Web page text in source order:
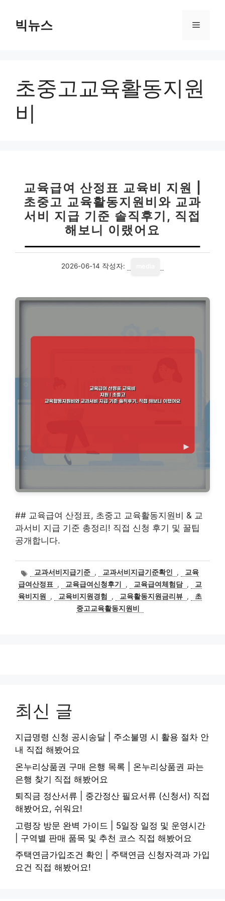
빅뉴스 메
초중고교육활동지원
비
교육급여 산정표 교육비 지원 |
초중고 교육활동지원비와 교과
서비 지급 기준 솔직후기, 직접
해보니 이랬어요
2026-06-14 작성자:
## 교육급여 산정표, 초중고 교육활동지원비 & 교
과서비 지급 기준 총정리! 직접 신청 후기 및 꿀팁
공개합니다.
태
그
교과서비지급기준 , 교과서비지급기준확인 ,
교육
급여산정표
, 교육급여신청후기 , 교육급여체험담 ,
교
육비지원
, 교육비지원경험 , 교육활동지원금리뷰 ,
초
중고교육활동지원비
최신 글
지급명령 신청 공시송달 | 주소불명 시 활용 절차 안
내 직접 해봤어요
온누리상품권 구매 은행 목록 | 온누리상품권 파는
은행 찾기 직접 해봤어요
퇴직금 정산서류 | 중간정산 필요서류 (신청서) 직접
해봤어요, 쉬워요!
고령장 방문 완벽 가이드 | 5일장 일정 및 운영시간
| 구역별 판매 품목 및 추천 코스 직접 해봤어요
주택연금가입조건 확인 | 주택연금 신청자격과 가입
요건 직접 해봤어요!